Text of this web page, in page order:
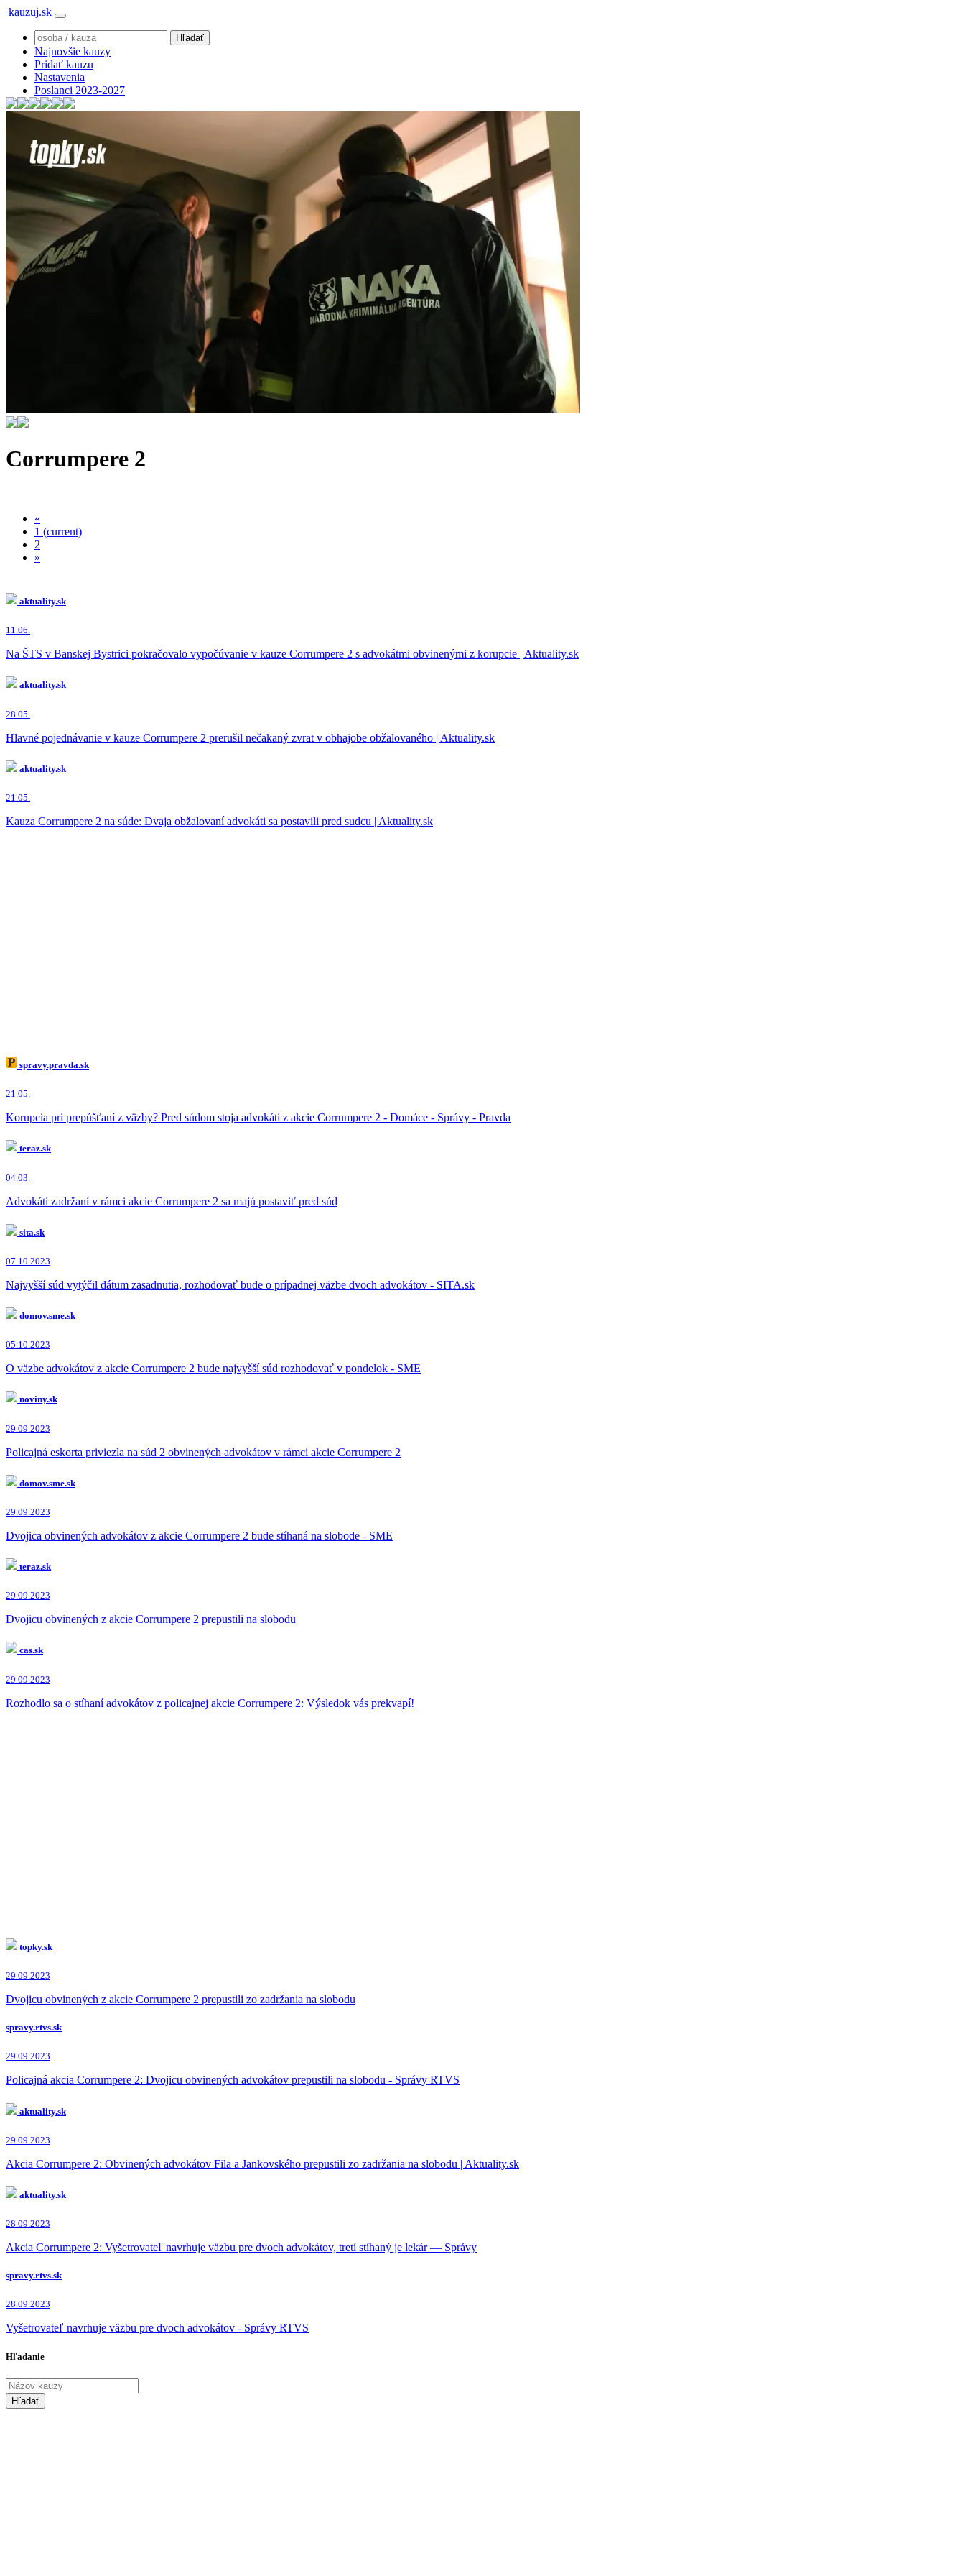
kauzuj.sk
Najnovšie kauzy
Pridať kauzu
Nastavenia
Poslanci 2023-2027
Corrumpere 2
«
1 (current)
2
»
aktuality.sk
11.06.
Na ŠTS v Banskej Bystrici pokračovalo vypočúvanie v kauze Corrumpere 2 s advokátmi obvinenými z korupcie | Aktuality.sk
aktuality.sk
28.05.
Hlavné pojednávanie v kauze Corrumpere 2 prerušil nečakaný zvrat v obhajobe obžalovaného | Aktuality.sk
aktuality.sk
21.05.
Kauza Corrumpere 2 na súde: Dvaja obžalovaní advokáti sa postavili pred sudcu | Aktuality.sk
spravy.pravda.sk
21.05.
Korupcia pri prepúšťaní z väzby? Pred súdom stoja advokáti z akcie Corrumpere 2 - Domáce - Správy - Pravda
teraz.sk
04.03.
Advokáti zadržaní v rámci akcie Corrumpere 2 sa majú postaviť pred súd
sita.sk
07.10.2023
Najvyšší súd vytýčil dátum zasadnutia, rozhodovať bude o prípadnej väzbe dvoch advokátov - SITA.sk
domov.sme.sk
05.10.2023
O väzbe advokátov z akcie Corrumpere 2 bude najvyšší súd rozhodovať v pondelok - SME
noviny.sk
29.09.2023
Policajná eskorta priviezla na súd 2 obvinených advokátov v rámci akcie Corrumpere 2
domov.sme.sk
29.09.2023
Dvojica obvinených advokátov z akcie Corrumpere 2 bude stíhaná na slobode - SME
teraz.sk
29.09.2023
Dvojicu obvinených z akcie Corrumpere 2 prepustili na slobodu
cas.sk
29.09.2023
Rozhodlo sa o stíhaní advokátov z policajnej akcie Corrumpere 2: Výsledok vás prekvapí!
topky.sk
29.09.2023
Dvojicu obvinených z akcie Corrumpere 2 prepustili zo zadržania na slobodu
spravy.rtvs.sk
29.09.2023
Policajná akcia Corrumpere 2: Dvojicu obvinených advokátov prepustili na slobodu - Správy RTVS
aktuality.sk
29.09.2023
Akcia Corrumpere 2: Obvinených advokátov Fila a Jankovského prepustili zo zadržania na slobodu | Aktuality.sk
aktuality.sk
28.09.2023
Akcia Corrumpere 2: Vyšetrovateľ navrhuje väzbu pre dvoch advokátov, tretí stíhaný je lekár — Správy
spravy.rtvs.sk
28.09.2023
Vyšetrovateľ navrhuje väzbu pre dvoch advokátov - Správy RTVS
Hľadanie